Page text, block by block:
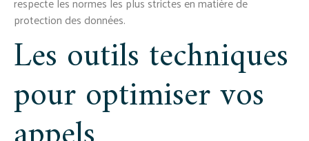
protection des données.
Les outils techniques
pour optimiser vos